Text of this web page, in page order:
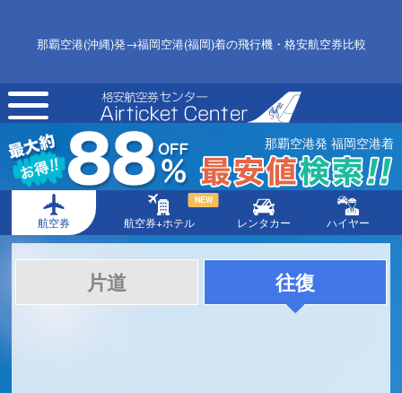
那覇空港(沖縄)発→福岡空港(福岡)着の飛行機・格安航空券比較
toggle
navigation
那覇空港発 福岡空港着
航空券 航空券+ホテル
NEW
レンタカー ハイヤー
片道 往復